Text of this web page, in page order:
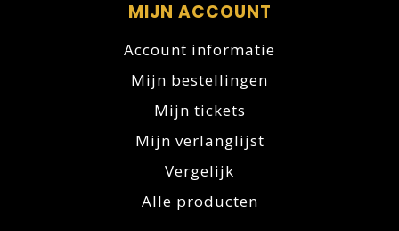
MIJN ACCOUNT
Account informatie
Mijn bestellingen
Mijn tickets
Mijn verlanglijst
Vergelijk
Alle producten